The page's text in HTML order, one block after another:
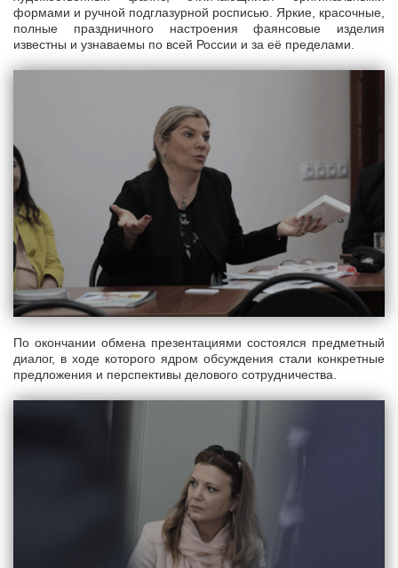
формами и ручной подглазурной росписью. Яркие, красочные,
полные праздничного настроения фаянсовые изделия
известны и узнаваемы по всей России и за её пределами.
По окончании обмена презентациями состоялся предметный
диалог, в ходе которого ядром обсуждения стали конкретные
предложения и перспективы делового сотрудничества.